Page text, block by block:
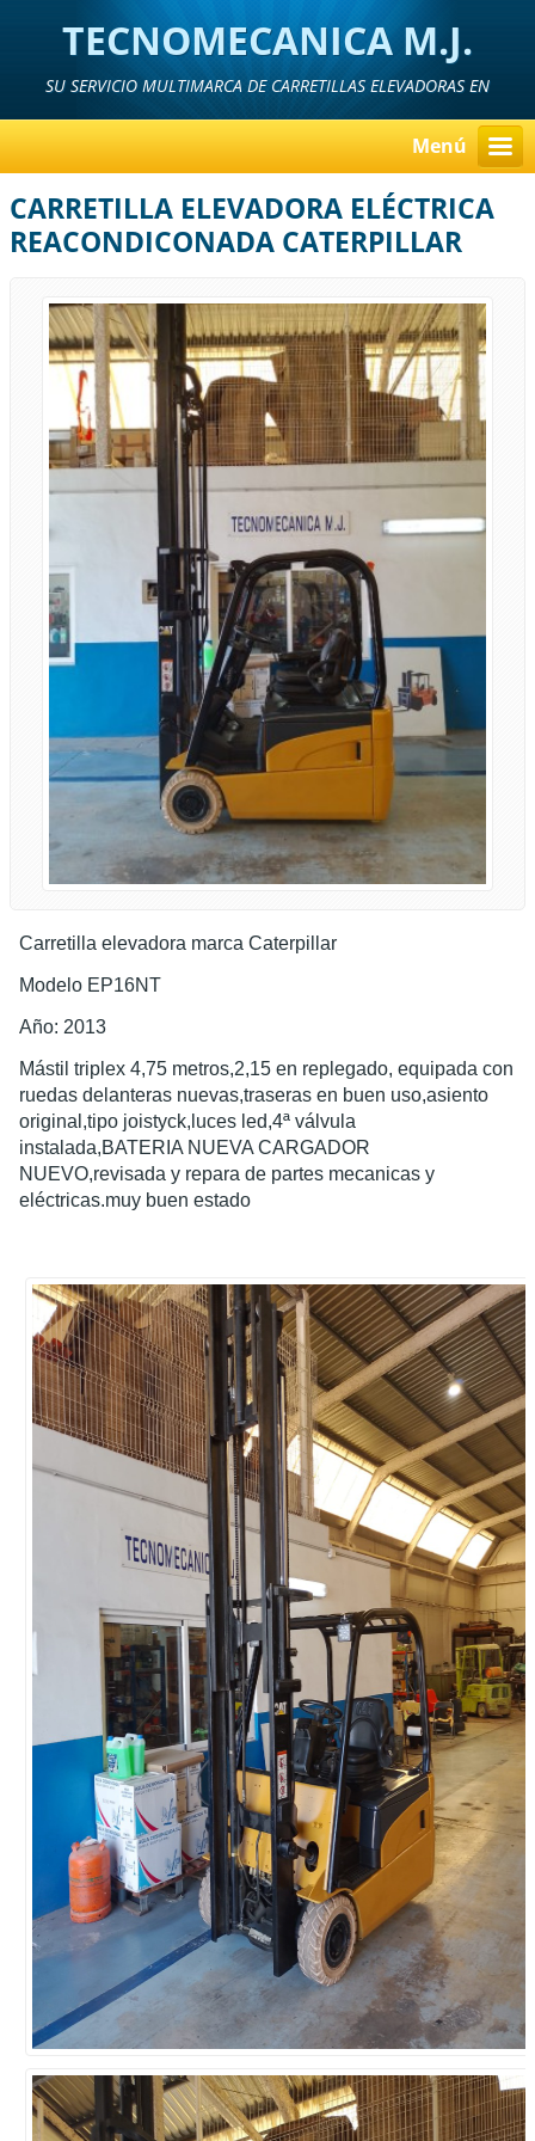
TECNOMECANICA M.J.
SU SERVICIO MULTIMARCA DE CARRETILLAS ELEVADORAS EN
Menú
CARRETILLA ELEVADORA ELÉCTRICA
REACONDICONADA CATERPILLAR
Carretilla elevadora marca Caterpillar
Modelo EP16NT
Año: 2013
Mástil triplex 4,75 metros,2,15 en replegado, equipada con
ruedas delanteras nuevas,traseras en buen uso,asiento
original,tipo joistyck,luces led,4ª válvula
instalada,BATERIA NUEVA CARGADOR
NUEVO,revisada y repara de partes mecanicas y
eléctricas.muy buen estado